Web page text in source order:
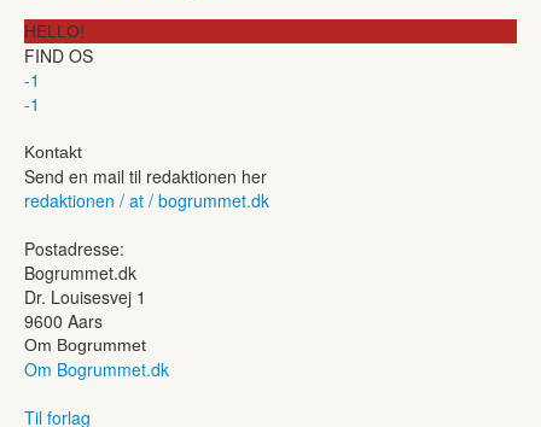
HELLO!
FIND OS
-1
-1
Kontakt
Send en mail til redaktionen her
redaktionen / at / bogrummet.dk
Postadresse:
Bogrummet.dk
Dr. Louisesvej 1
9600 Aars
Om Bogrummet
Om Bogrummet.dk
Til forlag